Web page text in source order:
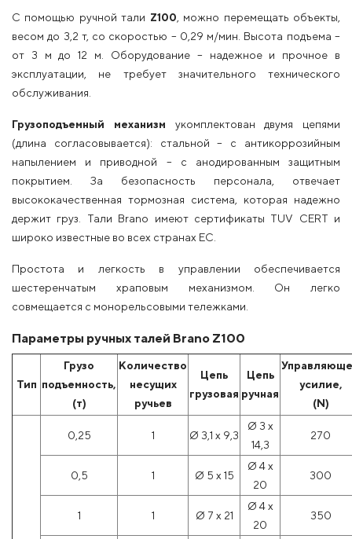
С помощью ручной тали Z100 , можно перемещать объекты,
весом до 3,2 т, со скоростью – 0,29 м/мин. Высота подъема –
от 3 м до 12 м. Оборудование – надежное и прочное в
эксплуатации, не требует значительного технического
обслуживания.
Грузоподъемный механизм укомплектован двумя цепями
(длина согласовывается): стальной – с антикоррозийным
напылением и приводной – с анодированным защитным
покрытием. За безопасность персонала, отвечает
высококачественная тормозная система, которая надежно
держит груз. Тали Brano имеют сертификаты TUV CERT и
широко известные во всех странах ЕС.
Простота и легкость в управлении обеспечивается
шестеренчатым храповым механизмом. Он легко
совмещается с монорельсовыми тележками.
Параметры ручных талей Brano Z100
Тип
Грузо
подъемность,
(т)
Количество
несущих
ручьев
Цепь
грузовая
Цепь
ручная
усилие,
(N)
0,25 1 Ø 3,1 x 9,3
Ø 3 x
14,3
270
0,5 1 Ø 5 x 15
Ø 4 x
20
300
1 1 Ø 7 x 21
Ø 4 x
20
350